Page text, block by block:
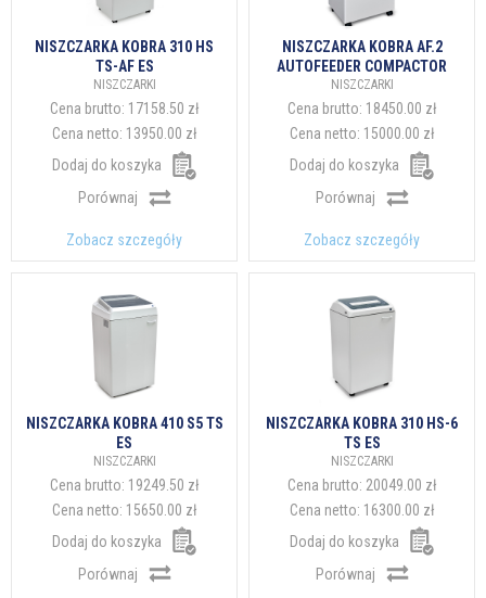
NISZCZARKA KOBRA 310 HS
TS-AF ES
NISZCZARKI
Cena brutto: 17158.50 zł
Cena netto: 13950.00 zł
Dodaj do koszyka
Porównaj
Zobacz szczegóły
NISZCZARKA KOBRA AF.2
AUTOFEEDER COMPACTOR
NISZCZARKI
Cena brutto: 18450.00 zł
Cena netto: 15000.00 zł
Dodaj do koszyka
Porównaj
Zobacz szczegóły
NISZCZARKA KOBRA 410 S5 TS
ES
NISZCZARKI
Cena brutto: 19249.50 zł
Cena netto: 15650.00 zł
Dodaj do koszyka
Porównaj
NISZCZARKA KOBRA 310 HS-6
TS ES
NISZCZARKI
Cena brutto: 20049.00 zł
Cena netto: 16300.00 zł
Dodaj do koszyka
Porównaj